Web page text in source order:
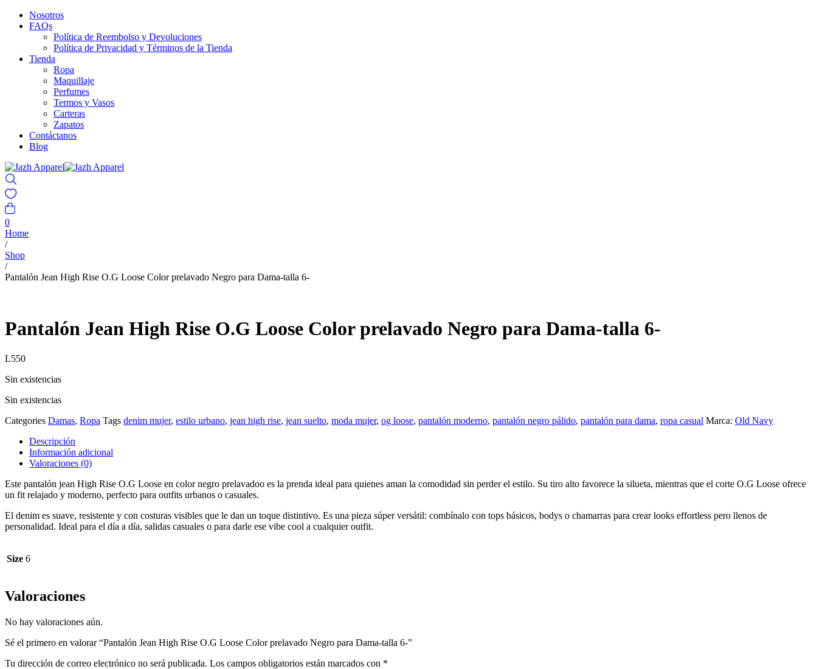
Nosotros
FAQs
Política de Reembolso y Devoluciones
Política de Privacidad y Términos de la Tienda
Tienda
Ropa
Maquillaje
Perfumes
Termos y Vasos
Carteras
Zapatos
Contáctanos
Blog
0
Home
/
Shop
/
Pantalón Jean High Rise O.G Loose Color prelavado Negro para Dama-talla 6-
Pantalón Jean High Rise O.G Loose Color prelavado Negro para Dama-talla 6-
L550
Sin existencias
Sin existencias
Categories Damas, Ropa Tags denim mujer, estilo urbano, jean high rise, jean suelto, moda mujer, og loose, pantalón moderno, pantalón negro pálido, pantalón para dama, ropa casual Marca: Old Navy
Descripción
Información adicional
Valoraciones (0)
Este pantalón jean High Rise O.G Loose en color negro prelavadoo es la prenda ideal para quienes aman la comodidad sin perder el estilo. Su tiro alto favorece la silueta, mientras que el corte O.G Loose ofrece
un fit relajado y moderno, perfecto para outfits urbanos o casuales.
El denim es suave, resistente y con costuras visibles que le dan un toque distintivo. Es una pieza súper versátil: combínalo con tops básicos, bodys o chamarras para crear looks effortless pero llenos de
personalidad. Ideal para el día a día, salidas casuales o para darle ese vibe cool a cualquier outfit.
Size 6
Valoraciones
No hay valoraciones aún.
Sé el primero en valorar “Pantalón Jean High Rise O.G Loose Color prelavado Negro para Dama-talla 6-”
Tu dirección de correo electrónico no será publicada. Los campos obligatorios están marcados con *